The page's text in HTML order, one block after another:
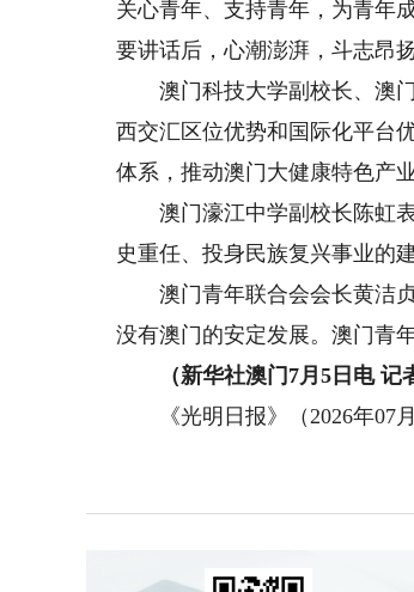
关心青年、支持青年，为青年
要讲话后，心潮澎湃，斗志昂扬
澳门科技大学副校长、澳门
西交汇区位优势和国际化平台
体系，推动澳门大健康特色产
澳门濠江中学副校长陈虹表
史重任、投身民族复兴事业的
澳门青年联合会会长黄洁贞
没有澳门的安定发展。澳门青
（新华社澳门7月5日电 记者
《光明日报》（2026年07月